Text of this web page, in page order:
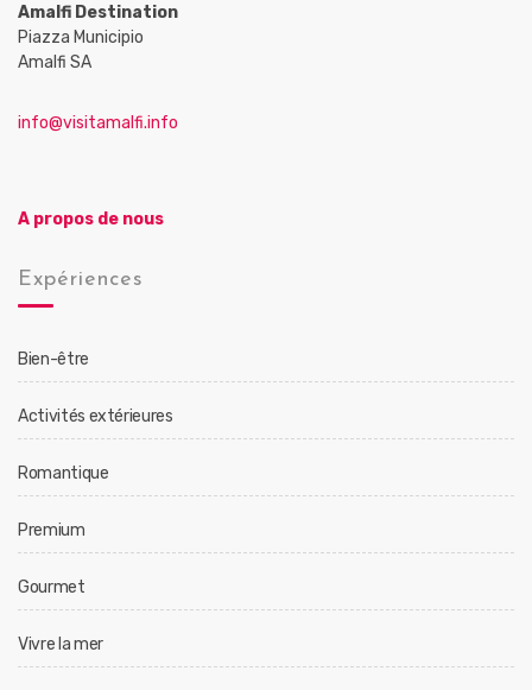
Amalfi Destination
Piazza Municipio
Amalfi SA
info@visitamalfi.info
A propos de nous
Expériences
Bien-être
Activités extérieures
Romantique
Premium
Gourmet
Vivre la mer